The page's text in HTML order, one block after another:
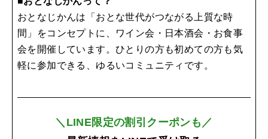
おとなじかんは「おとな世代がつながる上質な時
間」をコンセプトに、ワイン会・日本酒会・お食事
会を開催しています。ひとりの方も初めての方も気
軽に参加できる、ゆるいコミュニティです。
＼LINE限定の割引クーポンも／